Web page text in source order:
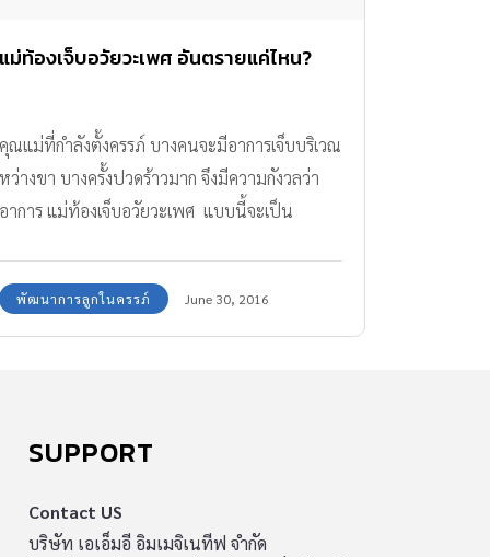
แม่ท้องเจ็บอวัยวะเพศ อันตรายแค่ไหน?
คุณแม่ที่กำลังตั้งครรภ์ บางคนจะมีอาการเจ็บบริเวณ
หว่างขา บางครั้งปวดร้าวมาก จึงมีความกังวลว่า
อาการ แม่ท้องเจ็บอวัยวะเพศ แบบนี้จะเป็น
พัฒนาการลูกในครรภ์ June 30, 2016
SUPPORT
Contact US
บริษัท เอเอ็มอี อิมเมจิเนทีฟ จำกัด